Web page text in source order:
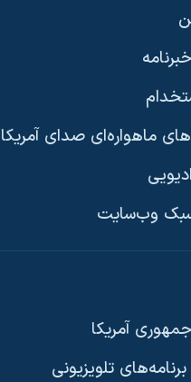
ماهواره‌ای صدای آمریکا
وب‌سایت
آمریکا
برنامه‌های تلویزیونی